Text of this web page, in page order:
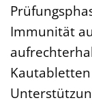
Immunität